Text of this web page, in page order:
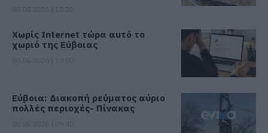
Χωρίς Internet τώρα αυτό το
χωριό της Εύβοιας
Εύβοια: Διακοπή ρεύματος αύριο
πολλές περιοχές- Πίνακας